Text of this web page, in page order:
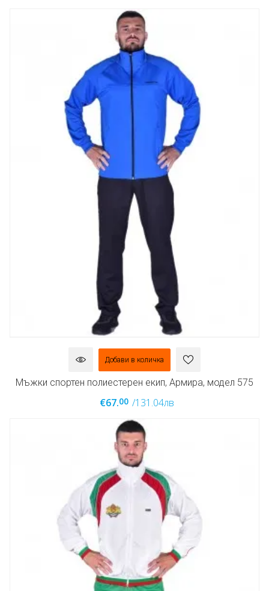
Добави в количка
Мъжки спортен полиестерен екип, Армира, модел 575
€67.00 /131.04лв